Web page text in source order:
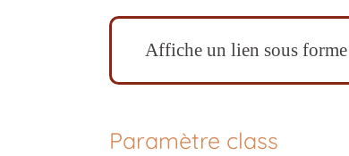
Affiche un lien sous
Paramètre class